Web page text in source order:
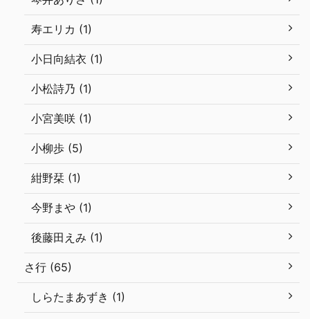
寿エリカ (1)
小日向結衣 (1)
小松詩乃 (1)
小宮美咲 (1)
小柳歩 (5)
紺野栞 (1)
今野まや (1)
後藤田えみ (1)
さ行 (65)
しらたまあずき (1)